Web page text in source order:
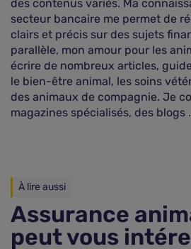
des contenus variés. Ma
secteur bancaire me permet de
clairs et précis sur des sujets
parallèle, mon amour pour les
écrire de nombreux articles,
le bien-être animal, les soins
des animaux de compagnie. Je
magazines spécialisés, des blogs
À lire aussi
Assurance
peut vous